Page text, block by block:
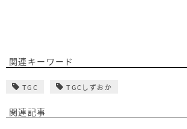
関連キーワード
TGC TGCしずおか
関連記事